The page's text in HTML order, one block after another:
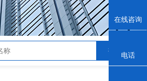
在线咨询
电话